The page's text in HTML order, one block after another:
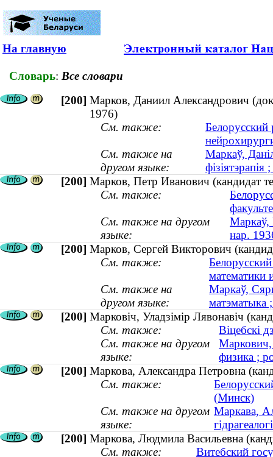
На главную
Словарь: Все словари
[200] Марков, Даниил Александрович
1976)
См. также:
Белорусский
См. также на
другом языке:
Маркаў,
[200] Марков, Петр Иванович (кандидат
См. также:
См. также на другом
языке:
Маркаў,
нар.
[200] Марков, Сергей Викторович
См. также:
математики
См. также на
другом языке:
Маркаў,
матэматыка
[200] Марковіч, Уладзімір Лявонавіч
См. также:
Віцебскі
См. также на другом
языке:
Маркович,
физика ;
[200] Маркова, Александра Петровна
См. также:
(Минск)
См. также на другом
языке:
Маркава,
[200] Маркова, Людмила Васильевна
См. также:
Витебский